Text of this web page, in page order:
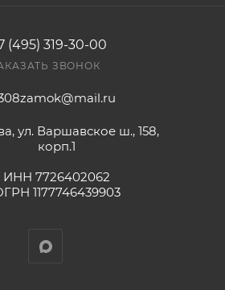
(495) 319-30-00
ЗВОНОК
ул. Варшавское ш., 158,
корп.1
ИНН 7726402062
1177746439903